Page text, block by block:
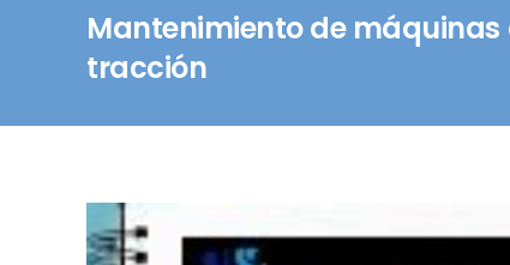
Mantenimiento de
tracción